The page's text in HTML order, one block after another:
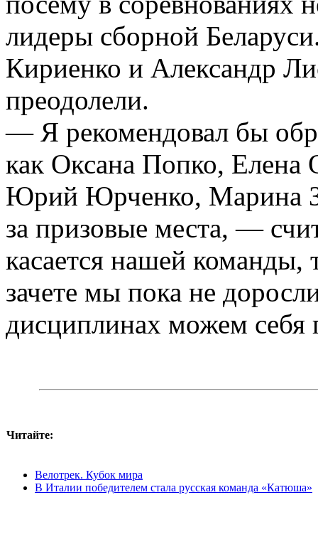
лидеры сборной
Кириенко и Александр
преодолели.
— Я рекомендовал бы
как Оксана Попко, Елена
Юрий Юрченко, Марина
за призовые места, —
касается нашей команды,
зачете мы пока не
дисциплинах можем себя
Читайте:
Велотрек. Кубок мира
В Италии победителем стала русская команда «Катюша»